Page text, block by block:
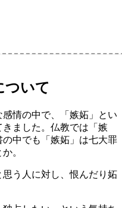
ついて
情の中で、「嫉妬」とい
ました。仏教では「嫉
中でも「嫉妬」は七大罪
。
う人に対し、恨んだり妬